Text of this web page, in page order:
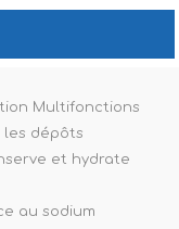
Multifonctions
les dépôts
et hydrate
au sodium